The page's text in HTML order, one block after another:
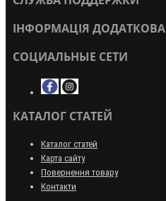
ІНФОРМАЦІЯ ДОДАТКОВА
СОЦИАЛЬНЫЕ СЕТИ
КАТАЛОГ СТАТЕЙ
Каталог статей
Карта сайту
Повернення товару
Контакти